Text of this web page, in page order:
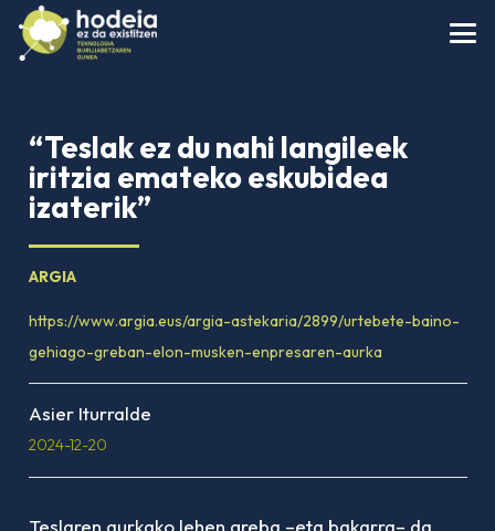
“Teslak ez du nahi langileek
iritzia emateko eskubidea
izaterik”
ARGIA
https://www.argia.eus/argia-astekaria/2899/urtebete-baino-
gehiago-greban-elon-musken-enpresaren-aurka
Asier Iturralde
2024-12-20
Teslaren aurkako lehen greba –eta bakarra– da